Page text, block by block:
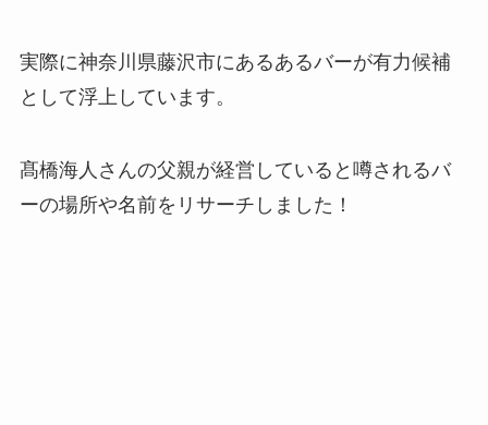
実際に神奈川県藤沢市にあるあるバーが有力候補
として浮上しています。
髙橋海人さんの父親が経営していると噂されるバ
ーの場所や名前をリサーチしました！